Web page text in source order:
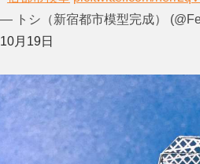
— トシ（新宿都市模型完成）
10月19日